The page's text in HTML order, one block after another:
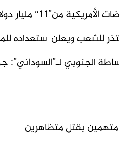
دولار إلى مئات الملايين
للشعب ويعلن استعداده
الجنوبي لـ”السوداني”:
بقتل متظاهرين